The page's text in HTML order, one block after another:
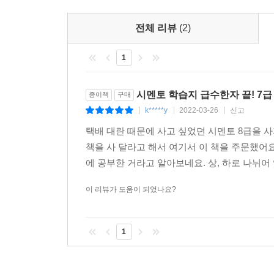
전체 리뷰 (2)
1
종이책 구매 시멘토 학습지 급수한자 끝! 7급
k*****y 2022-03-26 신고
택배 대란 때문에 사고 싶었던 시멘토 8급을
책을 사 달라고 해서 여기서 이 책을 주문했
에 공부한 거라고 알아보네요. 상, 하로 나뉘
이 리뷰가 도움이 되었나요?
1